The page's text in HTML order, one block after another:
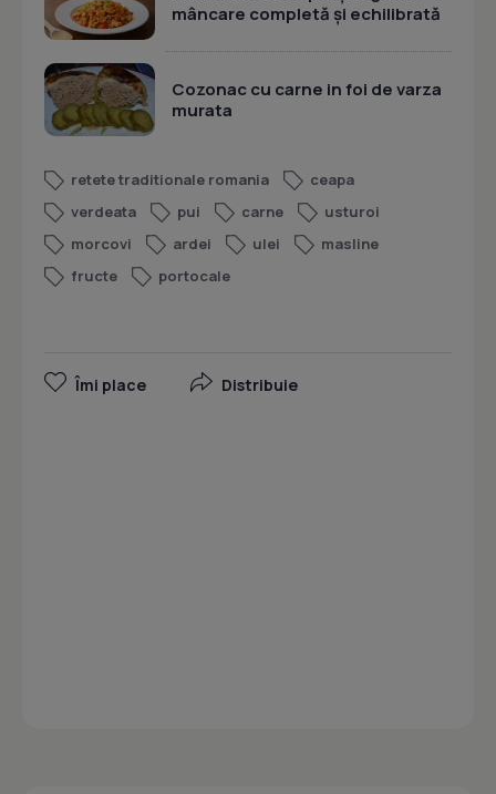
mâncare completă și echilibrată
Cozonac cu carne in foi de varza
murata
retete traditionale romania
ceapa
verdeata
pui carne
usturoi
morcovi
ardei ulei
masline
fructe
portocale
Îmi place Distribuie